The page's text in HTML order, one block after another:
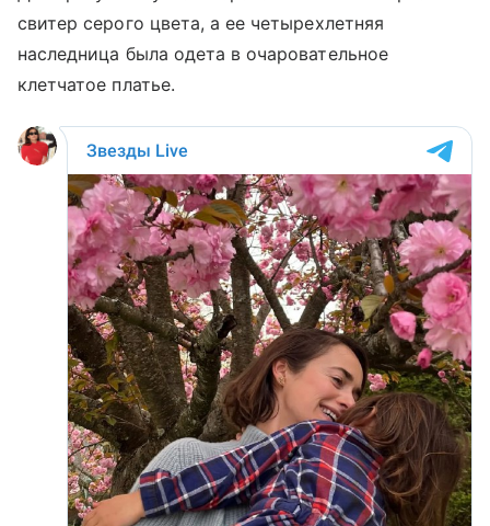
свитер серого цвета, а ее четырехлетняя
наследница была одета в очаровательное
клетчатое платье.